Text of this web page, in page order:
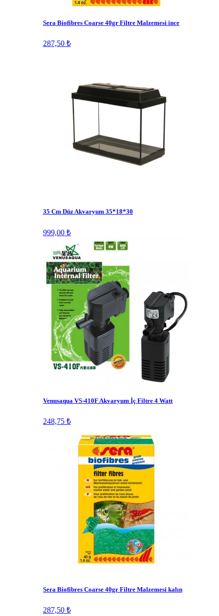
Sera Biofibres Coarse 40gr Filtre Malzemesi ince
287,50 ₺
35 Cm Düz Akvaryum 35*18*30
999,00 ₺
Venusaqua VS-410F Akvaryum İç Filtre 4 Watt
248,75 ₺
Sera Biofibres Coarse 40gr Filtre Malzemesi kalın
287,50 ₺